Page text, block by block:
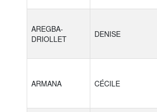
AREGBA-
DRIOLLET
DENISE
ARMANA CÉCILE